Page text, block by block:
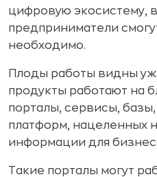
цифровую экосистему,
предприниматели
необходимо.
Плоды работы видны
продукты работают на
порталы, сервисы,
платформ, нацеленных
информации для
Такие порталы могут